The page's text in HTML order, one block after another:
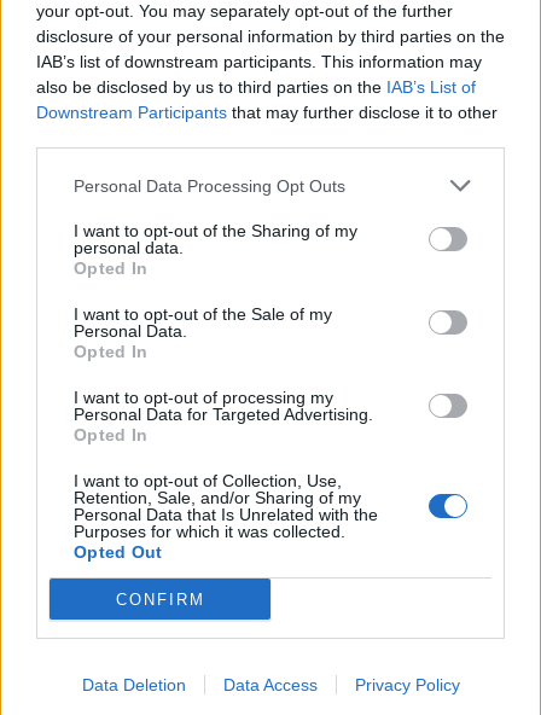
your opt-out. You may separately opt-out of the further
disclosure of your personal information by third parties on the
IAB’s list of downstream participants. This information may
also be disclosed by us to third parties on the IAB’s List of
Downstream Participants that may further disclose it to other
Personal Data Processing Opt Outs
I want to opt-out of the Sharing of my
personal data.
Opted In
I want to opt-out of the Sale of my
Personal Data.
Opted In
I want to opt-out of processing my
Personal Data for Targeted Advertising.
Opted In
I want to opt-out of Collection, Use,
Retention, Sale, and/or Sharing of my
Personal Data that Is Unrelated with the
Purposes for which it was collected.
Opted Out
CONFIRM
Data Deletion Data Access Privacy Policy